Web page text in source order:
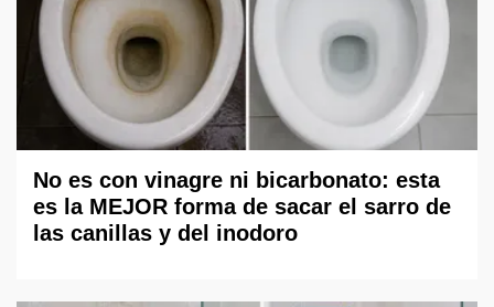
No es con vinagre ni bicarbonato: esta
es la MEJOR forma de sacar el sarro de
las canillas y del inodoro